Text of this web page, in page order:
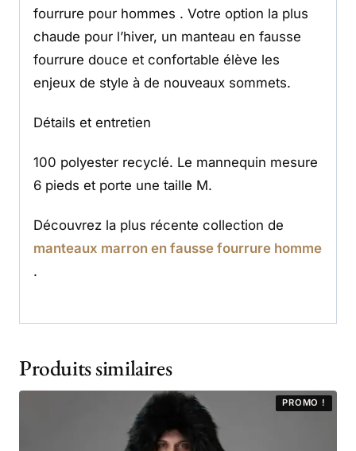
fourrure pour hommes . Votre option la plus
chaude pour l’hiver, un manteau en fausse
fourrure douce et confortable élève les
enjeux de style à de nouveaux sommets.
Détails et entretien
100 polyester recyclé. Le mannequin mesure
6 pieds et porte une taille M.
Découvrez la plus récente collection de
manteaux marron en fausse fourrure homme
.
Produits similaires
PROMO !